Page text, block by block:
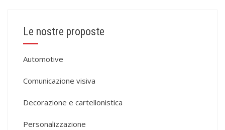
Le nostre proposte
Automotive
Comunicazione visiva
Decorazione e cartellonistica
Personalizzazione